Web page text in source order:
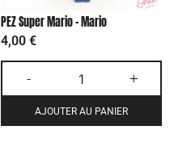
PEZ Super Mario – Mario
4,00 €
- +
AJOUTER AU PANIER